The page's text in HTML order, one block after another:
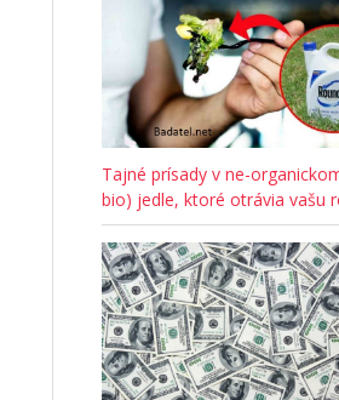
Tajné prísady v ne-
bio) jedle, ktoré otrávia vašu